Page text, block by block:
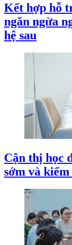
Kết hợp hỗ
ngăn ngừa
hệ sau
Cận thị học
sớm và